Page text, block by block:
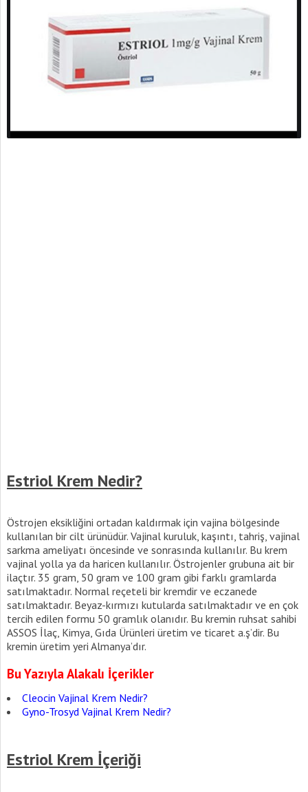
Estriol Krem Nedir?
Östrojen eksikliğini ortadan kaldırmak için vajina bölgesinde
kullanılan bir cilt ürünüdür. Vajinal kuruluk, kaşıntı, tahriş, vajinal
sarkma ameliyatı öncesinde ve sonrasında kullanılır. Bu krem
vajinal yolla ya da haricen kullanılır. Östrojenler grubuna ait bir
ilaçtır. 35 gram, 50 gram ve 100 gram gibi farklı gramlarda
satılmaktadır. Normal reçeteli bir kremdir ve eczanede
satılmaktadır. Beyaz-kırmızı kutularda satılmaktadır ve en çok
tercih edilen formu 50 gramlık olanıdır. Bu kremin ruhsat sahibi
ASSOS İlaç, Kimya, Gıda Ürünleri üretim ve ticaret a.ş’dir. Bu
kremin üretim yeri Almanya’dır.
Bu Yazıyla Alakalı İçerikler
Cleocin Vajinal Krem Nedir?
Gyno-Trosyd Vajinal Krem Nedir?
Estriol Krem İçeriği